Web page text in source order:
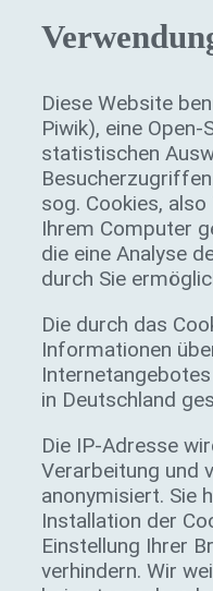
Diese Website
Piwik), eine
statistischen
sog. Cookies,
Ihrem Computer
die eine Analyse
durch Sie
Die durch das
Informationen
in Deutschland
Die IP-Adresse
Verarbeitung und
anonymisiert. Sie
Installation der
Einstellung Ihrer
verhindern. Wir